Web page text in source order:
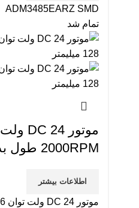
ADM3485EARZ SMD
تمام شد
2000RPM طول بدنه 128 میلیمتر
اطلاعات بیشتر